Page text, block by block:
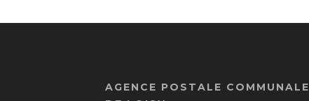
AGENCE POSTALE COMMUNALE